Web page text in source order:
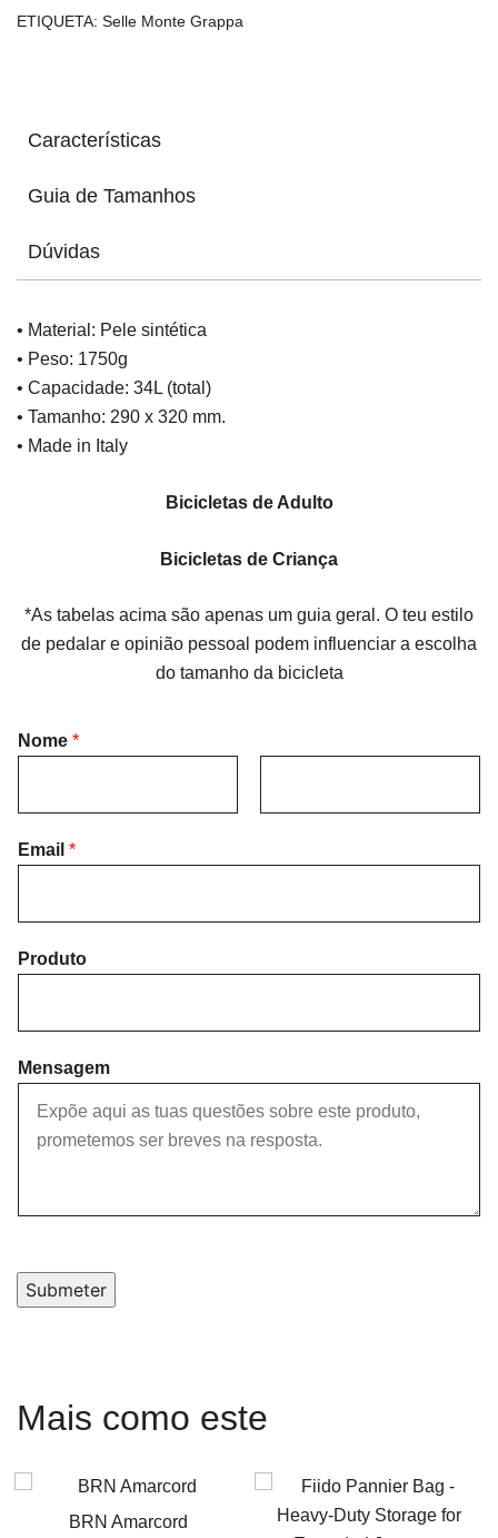
ETIQUETA: Selle Monte Grappa
Características
Guia de Tamanhos
Dúvidas
• Material: Pele sintética
• Peso: 1750g
• Capacidade: 34L (total)
• Tamanho: 290 x 320 mm.
• Made in Italy
Bicicletas de Adulto
Bicicletas de Criança
*As tabelas acima são apenas um guia geral. O teu estilo
de pedalar e opinião pessoal podem influenciar a escolha
do tamanho da bicicleta
Nome *
t
Email *
Produto
Mensagem
Submeter
Mais como este
BRN Amarcord